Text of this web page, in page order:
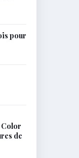
pour
Color
de